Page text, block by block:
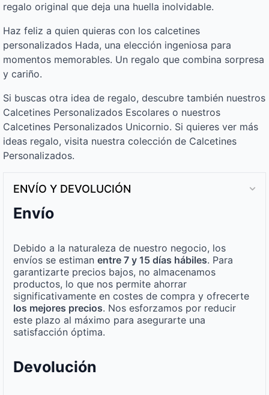
regalo original que deja una huella inolvidable.
Haz feliz a quien quieras con los calcetines
personalizados Hada, una elección ingeniosa para
momentos memorables. Un regalo que combina sorpresa
y cariño.
Si buscas otra idea de regalo, descubre también nuestros
Calcetines Personalizados Escolares o nuestros
Calcetines Personalizados Unicornio. Si quieres ver más
ideas regalo, visita nuestra colección de Calcetines
Personalizados.
ENVÍO Y DEVOLUCIÓN
Envío
Debido a la naturaleza de nuestro negocio, los
envíos se estiman entre 7 y 15 días hábiles. Para
garantizarte precios bajos, no almacenamos
productos, lo que nos permite ahorrar
significativamente en costes de compra y ofrecerte
los mejores precios. Nos esforzamos por reducir
este plazo al máximo para asegurarte una
satisfacción óptima.
Devolución